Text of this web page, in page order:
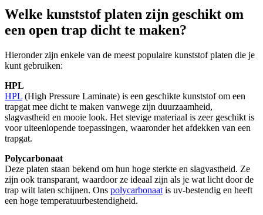
Welke kunststof platen zijn geschikt om
een open trap dicht te maken?
Hieronder zijn enkele van de meest populaire kunststof platen die je
kunt gebruiken:
HPL
HPL (High Pressure Laminate) is een geschikte kunststof om een
trapgat mee dicht te maken vanwege zijn duurzaamheid,
slagvastheid en mooie look. Het stevige materiaal is zeer geschikt is
voor uiteenlopende toepassingen, waaronder het afdekken van een
trapgat.
Polycarbonaat
Deze platen staan bekend om hun hoge sterkte en slagvastheid. Ze
zijn ook transparant, waardoor ze ideaal zijn als je wat licht door de
trap wilt laten schijnen. Ons polycarbonaat is uv-bestendig en heeft
een hoge temperatuurbestendigheid.